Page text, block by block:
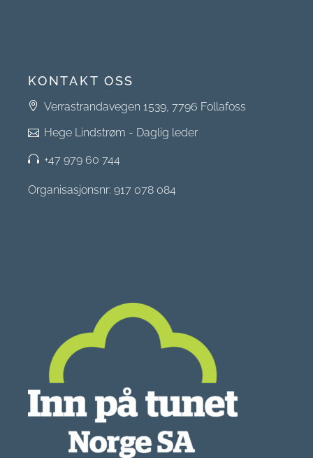
KONTAKT OSS
Verrastrandavegen 1539, 7796 Follafoss
Hege Lindstrøm - Daglig leder
+47 979 60 744
Organisasjonsnr: 917 078 084